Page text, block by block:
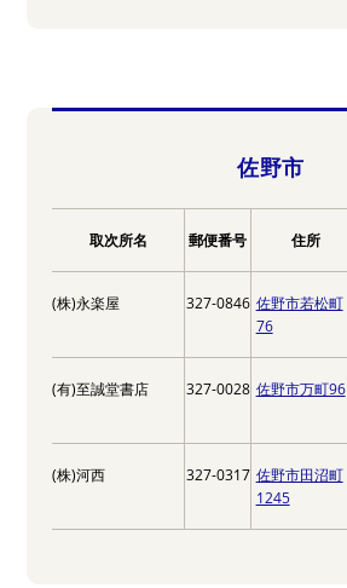
佐野市
取次所名 郵便番号 住所
(株)永楽屋 327-0846 佐野市若松町
76
(有)至誠堂書店 327-0028 佐野市万町96
(株)河西 327-0317 佐野市田沼町
1245